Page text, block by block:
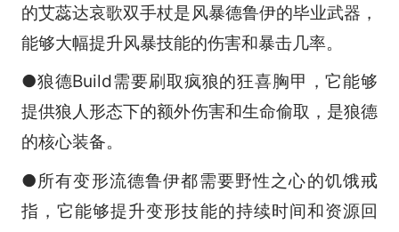
的艾蕊达哀歌双手杖是风暴德鲁伊的毕业武器，
能够大幅提升风暴技能的伤害和暴击几率。
●狼德Build需要刷取疯狼的狂喜胸甲，它能够
提供狼人形态下的额外伤害和生命偷取，是狼德
的核心装备。
●所有变形流德鲁伊都需要野性之心的饥饿戒
指，它能够提升变形技能的持续时间和资源回